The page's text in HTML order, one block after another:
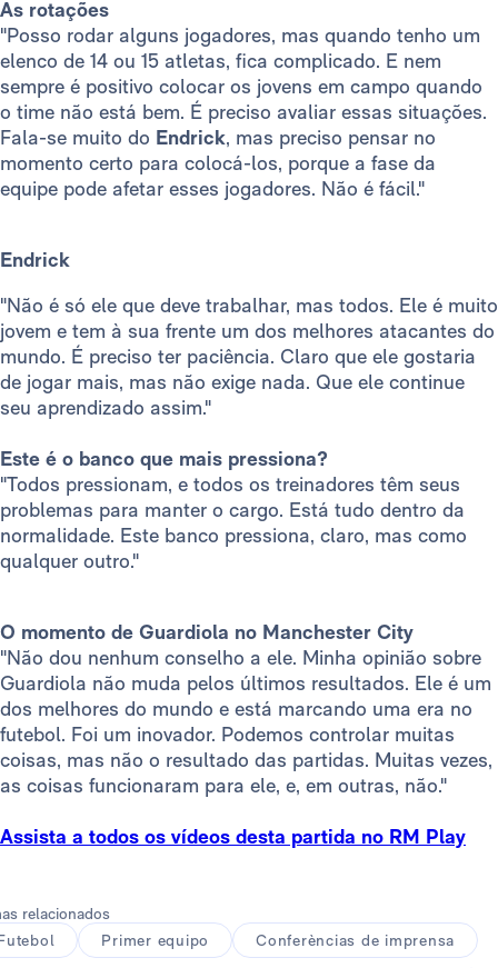
As rotações
"Posso rodar alguns jogadores, mas quando tenho um
elenco de 14 ou 15 atletas, fica complicado. E nem
sempre é positivo colocar os jovens em campo quando
o time não está bem. É preciso avaliar essas situações.
Fala-se muito do Endrick, mas preciso pensar no
momento certo para colocá-los, porque a fase da
equipe pode afetar esses jogadores. Não é fácil."
Endrick
"Não é só ele que deve trabalhar, mas todos. Ele é muito
jovem e tem à sua frente um dos melhores atacantes do
mundo. É preciso ter paciência. Claro que ele gostaria
de jogar mais, mas não exige nada. Que ele continue
seu aprendizado assim."
Este é o banco que mais pressiona?
"Todos pressionam, e todos os treinadores têm seus
problemas para manter o cargo. Está tudo dentro da
normalidade. Este banco pressiona, claro, mas como
qualquer outro."
O momento de Guardiola no Manchester City
"Não dou nenhum conselho a ele. Minha opinião sobre
Guardiola não muda pelos últimos resultados. Ele é um
dos melhores do mundo e está marcando uma era no
futebol. Foi um inovador. Podemos controlar muitas
coisas, mas não o resultado das partidas. Muitas vezes,
as coisas funcionaram para ele, e, em outras, não."
Assista a todos os vídeos desta partida no RM Play
relacionados
Primer equipo Conferèncias de imprensa